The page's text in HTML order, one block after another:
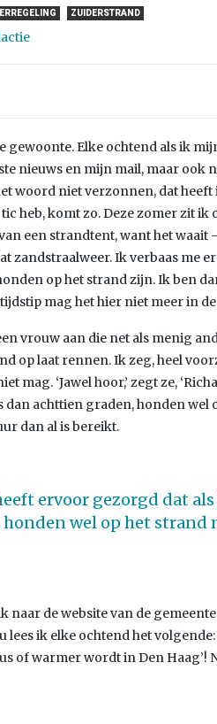
ZUIDERSTRAND
gewoonte. Elke ochtend als ik
nieuws en mijn mail, maar ook
woord niet verzonnen, dat heeft
heb, komt zo. Deze zomer zit ik
een strandtent, want het waait
zandstraalweer. Ik verbaas me
op het strand zijn. Ik ben
mag het hier niet meer in
vrouw aan die net als menig
op laat rennen. Ik zeg, heel
mag. ‘Jawel hoor,’ zegt ze,
achttien graden, honden wel
dan al is bereikt.
ervoor gezorgd dat
wel op het strand
naar de website van de
lees ik elke ochtend het
of warmer wordt in Den Haag’!